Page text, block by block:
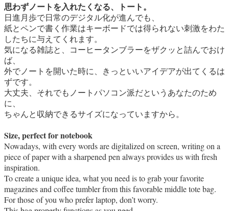
思わずノートを入れたくなる、トート。
日進月歩で日常のデジタル化が進んでも、
紙とペンで書く作業はキーボードでは得られない刺激をわた
したちに与えてくれます。
気になる雑誌と、コーヒータンブラーをザクッと詰んでおけ
ば、
外でノートを開いた時に、きっといいアイデアが出てくるは
ずです。
大丈夫、それでもノートパソコン派だというあなたのため
に、
ちゃんと収納できるサイズになっていますから。
Size, perfect for notebook
Nowadays, with every words are digitalized on screen, writing on a
piece of paper with a sharpened pen always provides us with fresh
inspiration.
To create a unique idea, what you need is to grab your favorite
magazines and coffee tumbler from this favorable middle tote bag.
For those of you who prefer laptop, don’t worry.